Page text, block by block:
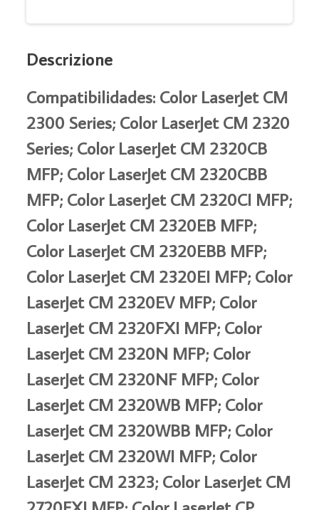
Descrizione
Compatibilidades: Color LaserJet CM
2300 Series; Color LaserJet CM 2320
Series; Color LaserJet CM 2320CB
MFP; Color LaserJet CM 2320CBB
MFP; Color LaserJet CM 2320CI MFP;
Color LaserJet CM 2320EB MFP;
Color LaserJet CM 2320EBB MFP;
Color LaserJet CM 2320EI MFP; Color
LaserJet CM 2320EV MFP; Color
LaserJet CM 2320FXI MFP; Color
LaserJet CM 2320N MFP; Color
LaserJet CM 2320NF MFP; Color
LaserJet CM 2320WB MFP; Color
LaserJet CM 2320WBB MFP; Color
LaserJet CM 2320WI MFP; Color
LaserJet CM 2323; Color LaserJet CM